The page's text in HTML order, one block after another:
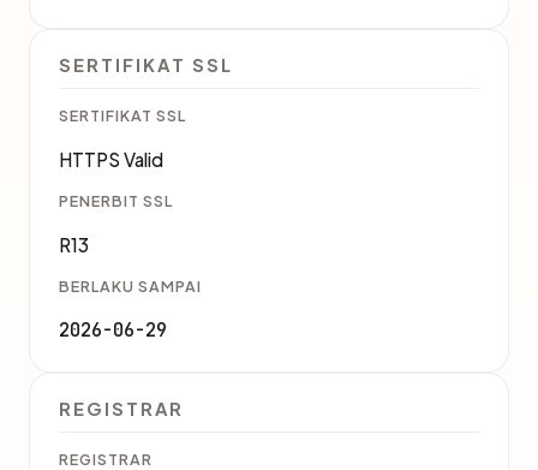
SERTIFIKAT SSL
SERTIFIKAT SSL
HTTPS Valid
PENERBIT SSL
R13
BERLAKU SAMPAI
2026-06-29
REGISTRAR
REGISTRAR